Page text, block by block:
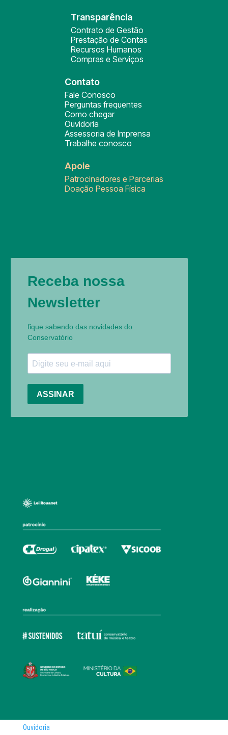
Transparência
Contrato de Gestão
Prestação de Contas
Recursos Humanos
Compras e Serviços
Contato
Fale Conosco
Perguntas frequentes
Como chegar
Ouvidoria
Assessoria de Imprensa
Trabalhe conosco
Apoie
Patrocinadores e Parcerias
Doação Pessoa Física
Ouvidoria